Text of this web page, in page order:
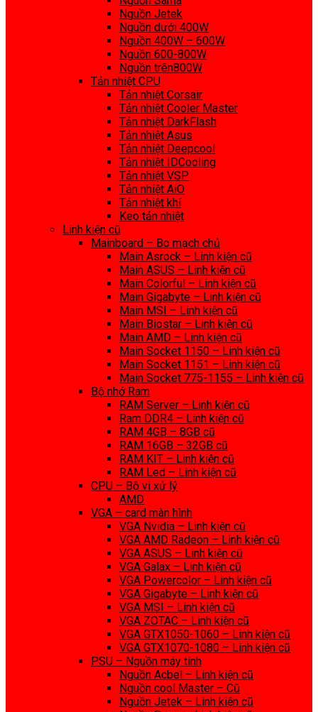
Nguồn Jetek
Nguồn dưới 400W
Nguồn 400W – 600W
Nguồn 600-800W
Nguồn trên800W
Tản nhiệt CPU
Tản nhiệt Corsair
Tản nhiệt Cooler Master
Tản nhiệt DarkFlash
Tản nhiệt Asus
Tản nhiệt Deepcool
Tản nhiệt IDCooling
Tản nhiệt VSP
Tản nhiệt AiO
Tản nhiệt khí
Keo tản nhiệt
Linh kiện cũ
Mainboard – Bo mạch chủ
Main Asrock – Linh kiện cũ
Main ASUS – Linh kiện cũ
Main Colorful – Linh kiện cũ
Main Gigabyte – Linh kiện cũ
Main MSI – Linh kiện cũ
Main Biostar – Linh kiện cũ
Main AMD – Linh kiện cũ
Main Socket 1150 – Linh kiện cũ
Main Socket 1151 – Linh kiện cũ
Main Socket 775-1155 – Linh kiện cũ
Bộ nhớ Ram
RAM Server – Linh kiện cũ
Ram DDR4 – Linh kiện cũ
RAM 4GB – 8GB cũ
RAM 16GB – 32GB cũ
RAM KIT – Linh kiện cũ
RAM Led – Linh kiện cũ
CPU – Bộ vi xử lý
AMD
VGA – card màn hình
VGA Nvidia – Linh kiện cũ
VGA AMD Radeon – Linh kiện cũ
VGA ASUS – Linh kiện cũ
VGA Galax – Linh kiện cũ
VGA Powercolor – Linh kiện cũ
VGA Gigabyte – Linh kiện cũ
VGA MSI – Linh kiện cũ
VGA ZOTAC – Linh kiện cũ
VGA GTX1050-1060 – Linh kiện cũ
VGA GTX1070-1080 – Linh kiện cũ
PSU – Nguồn máy tính
Nguồn Acbel – Linh kiện cũ
Nguồn cool Master – Cũ
Nguồn Jetek – Linh kiện cũ